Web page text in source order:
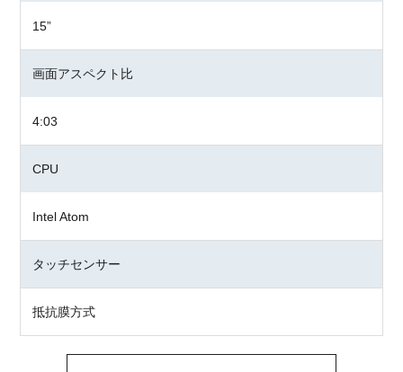
15”
画面アスペクト比
4:03
CPU
Intel Atom
タッチセンサー
抵抗膜方式